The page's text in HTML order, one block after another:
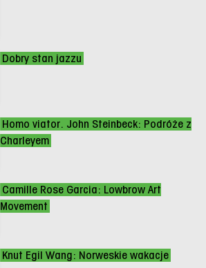
Dobry stan jazzu
Homo viator. John Steinbeck: Podróże z
Charleyem
Camille Rose Garcia: Lowbrow Art
Movement
Knut Egil Wang: Norweskie wakacje